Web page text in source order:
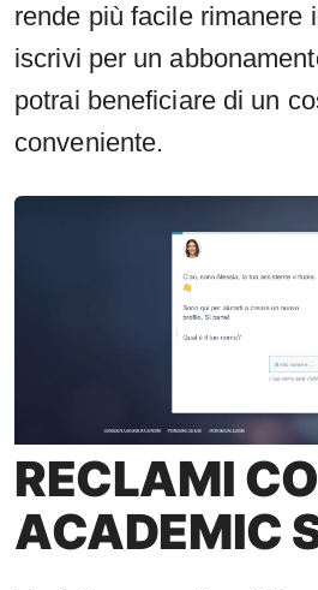
rende più facile rimanere
iscrivi per un
potrai beneficiare di un
conveniente.
RECLAMI
ACADEMIC